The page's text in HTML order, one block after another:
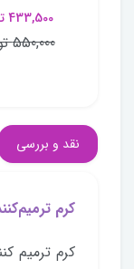
433,500 تومان
550,000 تومان
نقد و بررسی
کرم ترمیم‌کننده
کرم ترمیم